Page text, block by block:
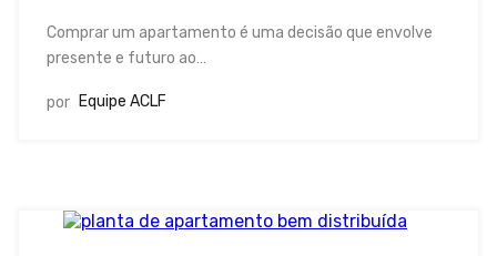
Comprar um apartamento é uma decisão que envolve
presente e futuro ao…
por Equipe ACLF